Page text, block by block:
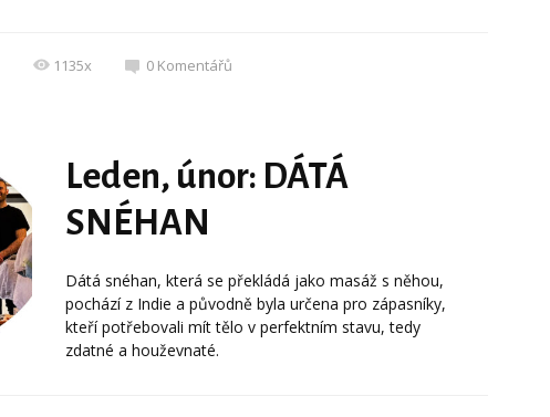
1135x 0 Komentářů
Leden, únor: DÁTÁ
SNÉHAN
Dátá snéhan, která se překládá jako masáž s něhou,
pochází z Indie a původně byla určena pro zápasníky,
kteří potřebovali mít tělo v perfektním stavu, tedy
zdatné a houževnaté.